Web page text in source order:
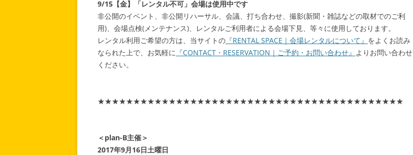
9/15【金】「レンタル不可」会場は使用中です
非公開のイベント、非公開リハーサル、会議、打ち合わせ、撮影(新聞・雑誌などの取材でのご利
用)、会場点検(メンテナンス)、レンタルご利用者による会場下見、等々に使用しております。
レンタル利用ご希望の方は、当サイトの 『RENTAL SPACE｜会場レンタルについて』 をよくお読み
なられた上で、お気軽に 『CONTACT・RESERVATION｜ご予約・お問い合わせ』 よりお問い合わせ
ください。
★★★★★★★★★★★★★★★★★★★★★★★★★★★★★★★★★★★★★★★★★★★
＜plan-B主催＞
2017年9月16日土曜日